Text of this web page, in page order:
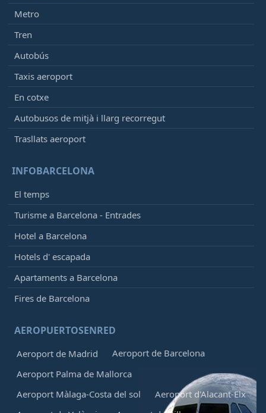
Metro
Tren
Autobús
Taxis aeroport
En cotxe
Autobusos de mitjà i llarg recorregut
Trasllats aeroport
INFOBARCELONA
El temps
Turisme a Barcelona - Entrades
Hotel a Barcelona
Hotels d' escapada
Apartaments a Barcelona
Fires de Barcelona
AEROPUERTOSENRED
Aeroport de Madrid
Aeroport de Barcelona
Aeroport Palma de Mallorca
Aeroport Màlaga-Costa del sol
Aeroport d'Alacant-Elx